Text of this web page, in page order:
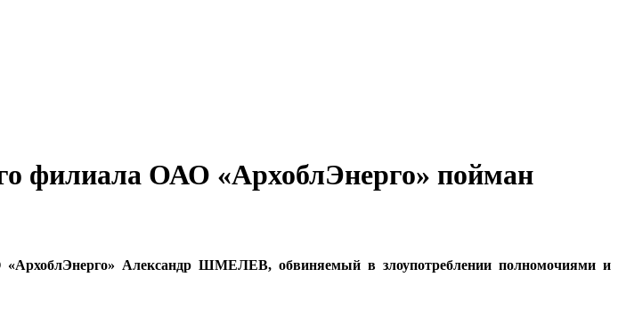
филиала ОАО «АрхоблЭнерго» пойман
Александр ШМЕЛЕВ, обвиняемый в злоупотреблении полномочиями и